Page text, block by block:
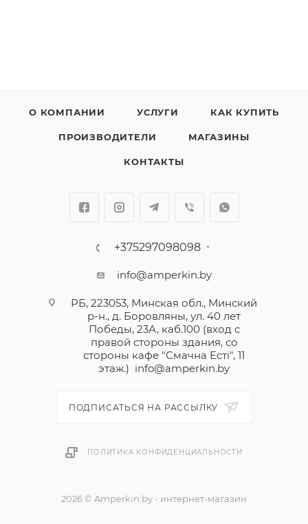
О КОМПАНИИ УСЛУГИ КАК КУПИТЬ
ПРОИЗВОДИТЕЛИ МАГАЗИНЫ
КОНТАКТЫ
+375297098098
info@amperkin.by
РБ, 223053, Минская обл., Минский
р-н., д. Боровляны, ул. 40 лет
Победы, 23А, каб.100 (вход с
правой стороны здания, со
стороны кафе "Смачна Естi", 11
этаж.) info@amperkin.by
ПОДПИСАТЬСЯ НА РАССЫЛКУ
ПОЛИТИКА КОНФИДЕНЦИАЛЬНОСТИ
2026 © Amperkin.by - интернет-магазин